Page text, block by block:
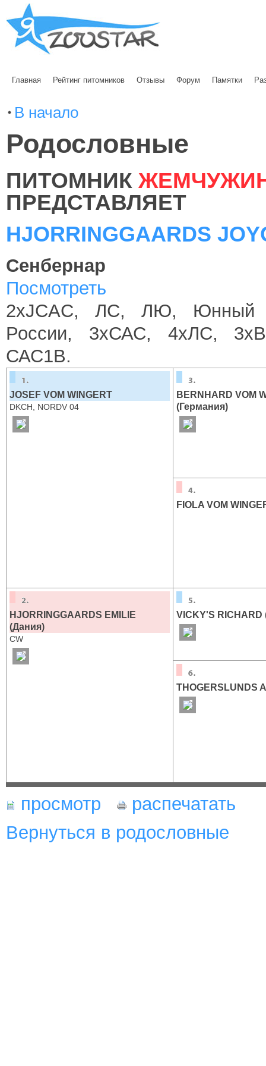
Главная Рейтинг питомников Отзывы Форум Памятки
В начало
Родословные
ПИТОМНИК
ПРЕДСТАВЛЯЕТ
HJORRINGGAARDS
Сенбернар
Посмотреть
2xJCAC, ЛС, ЛЮ, Юнный
России, 3хСАС, 4хЛС,
САС1В.
JOSEF VOM WINGERT
DKCH, NORDV 04
BERNHARD VOM
(Германия)
FIOLA VOM
HJORRINGGAARDS EMILIE
(Дания)
CW
VICKY'S RICHARD
THOGERSLUNDS
просмотр
распечатать
Вернуться в родословные